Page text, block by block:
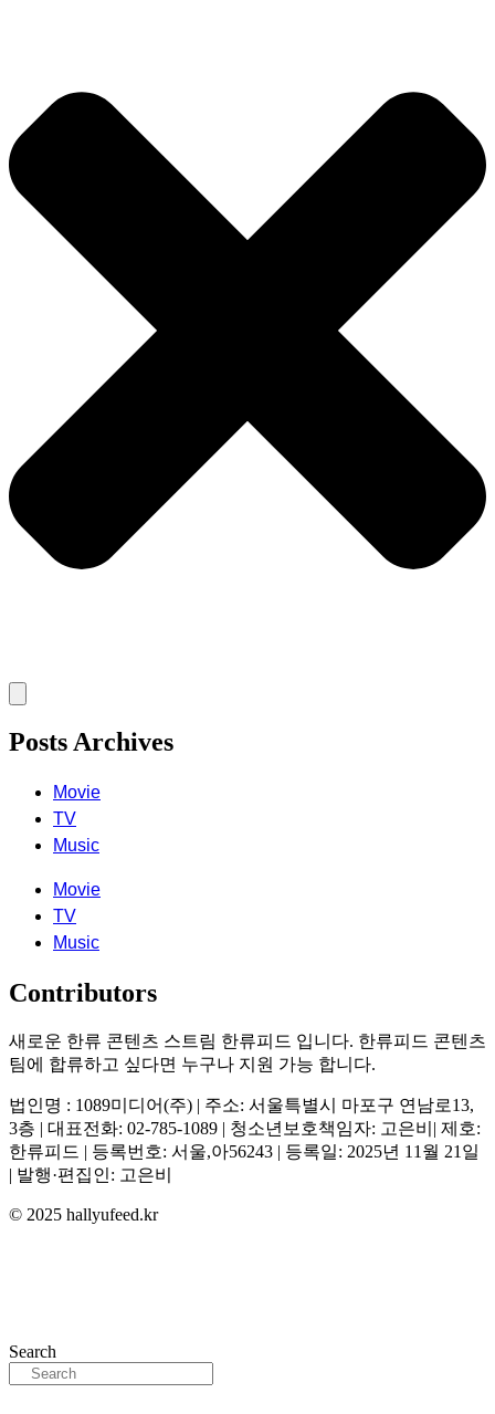
Posts Archives
Movie
TV
Music
Movie
TV
Music
Contributors
새로운 한류 콘텐츠 스트림 한류피드 입니다. 한류피드 콘텐츠
팀에 합류하고 싶다면 누구나 지원 가능 합니다.
법인명 : 1089미디어(주) | 주소: 서울특별시 마포구 연남로13,
3층 | 대표전화: 02-785-1089 | 청소년보호책임자: 고은비| 제호:
한류피드 | 등록번호: 서울,아56243 | 등록일: 2025년 11월 21일
| 발행·편집인: 고은비
© 2025 hallyufeed.kr
Search